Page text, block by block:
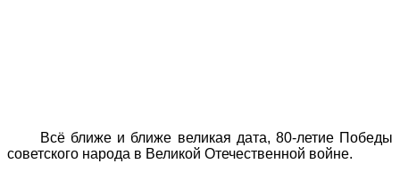
Всё ближе и ближе великая дата, 80-летие Победы
советского народа в Великой Отечественной войне.